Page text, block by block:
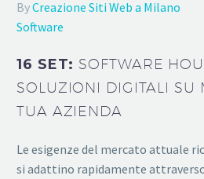
ByCreazione Siti Web a Milano
Software
16 SET: SOFTWARE
SOLUZIONI DIGITALI SU
TUA AZIENDA
Le esigenze del mercato attuale
si adattino rapidamente